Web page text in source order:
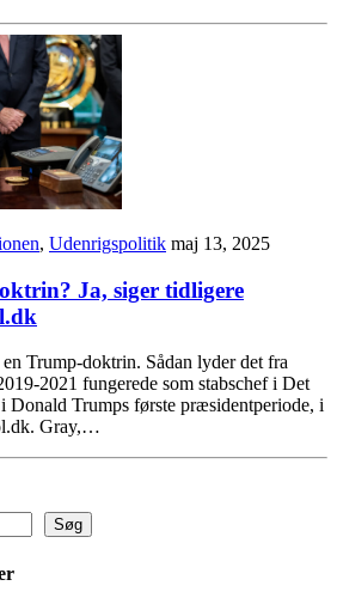
, Udenrigspolitik maj 13, 2025
Ja, siger tidligere
Trump-doktrin. Sådan lyder det fra
2021 fungerede som stabschef i Det
Donald Trumps første præsidentperiode, i
Gray,…
Søg